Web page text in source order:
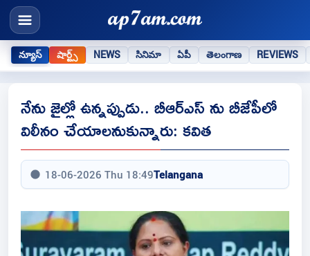
న్యూస్ షార్ట్స్ NEWS సినిమా ఏపీ తెలంగాణ REVIEWS
నేను జైల్లో ఉన్నప్పుడు.. బీఆర్ఎస్ ను బీజేపీలో
విలీనం చేయాలనుకున్నారు: కవిత
18-06-2026 Thu 18:49Telangana